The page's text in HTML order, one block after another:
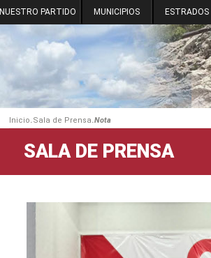
NUESTRO PARTIDO MUNICIPIOS ESTRADOS
Inicio.Sala de Prensa.Nota
SALA DE PRENSA